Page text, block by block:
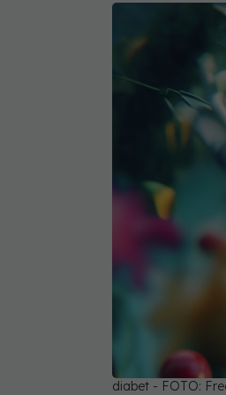
diabet - FOTO: